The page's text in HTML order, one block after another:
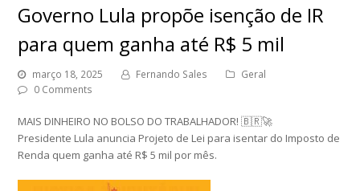
Governo Lula propõe isenção de IR
para quem ganha até R$ 5 mil
março 18, 2025 Fernando Sales
Geral
0 Comments
MAIS DINHEIRO NO BOLSO DO TRABALHADOR! 🇧🇷🚀
Presidente Lula anuncia Projeto de Lei para isentar do Imposto de
Renda quem ganha até R$ 5 mil por mês.